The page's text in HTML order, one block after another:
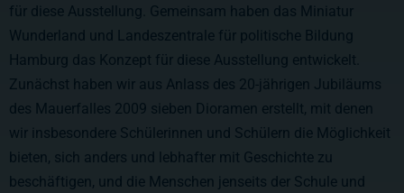
für diese Ausstellung. Gemeinsam haben das Miniatur
Wunderland und Landeszentrale für politische Bildung
Hamburg das Konzept für diese Ausstellung entwickelt.
Zunächst haben wir aus Anlass des 20-jährigen Jubiläums
des Mauerfalles 2009 sieben Dioramen erstellt, mit denen
wir insbesondere Schülerinnen und Schülern die Möglichkeit
bieten, sich anders und lebhafter mit Geschichte zu
beschäftigen, und die Menschen jenseits der Schule und